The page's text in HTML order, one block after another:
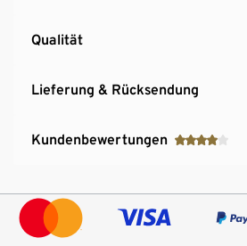
Qualität
Lieferung & Rücksendung
Kundenbewertungen